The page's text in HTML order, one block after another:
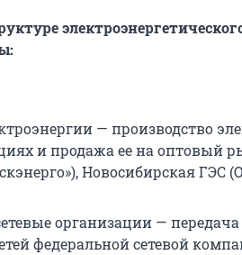
— производство
и продажа ее на оптовый
Новосибирская ГЭС
организации —
федеральной сетевой